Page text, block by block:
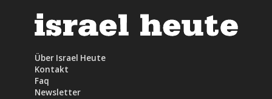
Über Israel Heute
Kontakt
Faq
Newsletter